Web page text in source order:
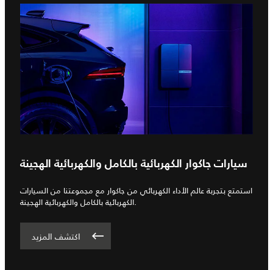
سيارات جاكوار الكهربائية بالكامل والكهربائية الهجينة
استمتع بتجربة عالم الأداء الكهربائي من جاكوار مع مجموعتنا من السيارات
الكهربائية بالكامل والكهربائية الهجينة.
اكتشف المزيد